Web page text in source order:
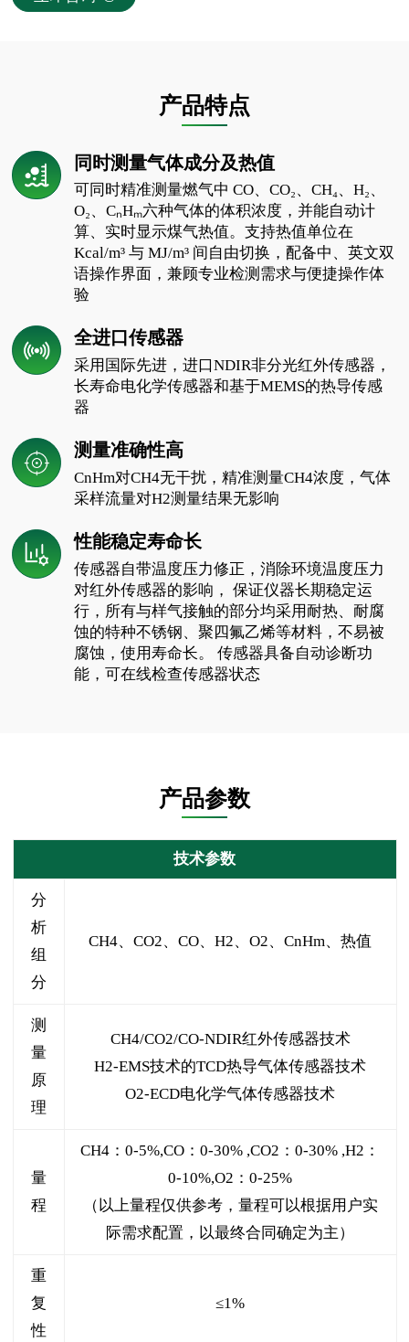
产品特点
同时测量气体成分及热值
可同时精准测量燃气中 CO、CO₂、CH₄、H₂、
O₂、CₙHₘ六种气体的体积浓度，并能自动计
算、实时显示煤气热值。支持热值单位在
Kcal/m³ 与 MJ/m³ 间自由切换，配备中、英文双
语操作界面，兼顾专业检测需求与便捷操作体
验
全进口传感器
采用国际先进，进口NDIR非分光红外传感器，
长寿命电化学传感器和基于MEMS的热导传感
器
测量准确性高
CnHm对CH4无干扰，精准测量CH4浓度，气体
采样流量对H2测量结果无影响
性能稳定寿命长
传感器自带温度压力修正，消除环境温度压力
对红外传感器的影响， 保证仪器长期稳定运
行，所有与样气接触的部分均采用耐热、耐腐
蚀的特种不锈钢、聚四氟乙烯等材料，不易被
腐蚀，使用寿命长。 传感器具备自动诊断功
能，可在线检查传感器状态
产品参数
技术参数
分
析
组
分
CH4、CO2、CO、H2、O2、CnHm、热值
测
量
原
理
CH4/CO2/CO-NDIR红外传感器技术
H2-EMS技术的TCD热导气体传感器技术
O2-ECD电化学气体传感器技术
量
程
CH4：0-5%,CO：0-30% ,CO2：0-30% ,H2：
0-10%,O2：0-25%
（以上量程仅供参考，量程可以根据用户实
际需求配置，以最终合同确定为主）
重
复
性
≤1%